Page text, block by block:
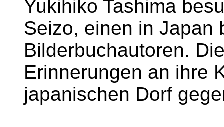
Yukihiko Tashima
Seizo, einen in Japan
Bilderbuchautoren.
Erinnerungen an ihre
japanischen Dorf